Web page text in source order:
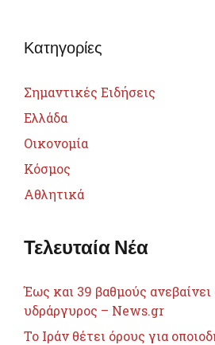
Κατηγορίες
Σημαντικές Ειδήσεις
Ελλάδα
Οικονομία
Κόσμος
Αθλητικά
Τελευταία Νέα
Έως και 39 βαθμούς
υδράργυρος – News.gr
Το Ιράν θέτει όρους για